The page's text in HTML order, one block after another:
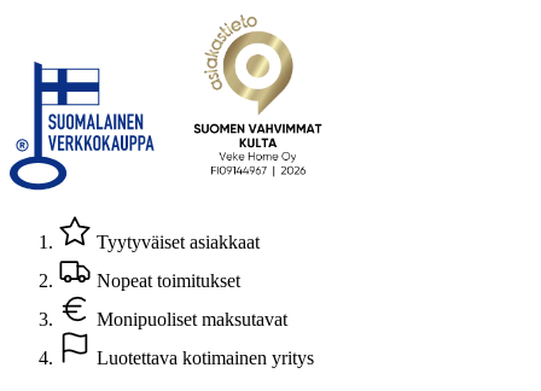
Tyytyväiset asiakkaat
Nopeat toimitukset
Monipuoliset maksutavat
Luotettava kotimainen yritys